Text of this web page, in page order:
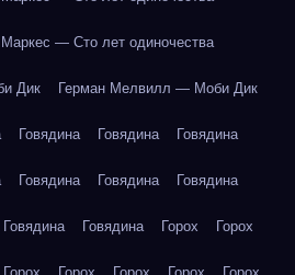
Маркес — Сто лет одиночества
Дик Герман Мелвилл — Моби Дик
Говядина Говядина Говядина
Говядина Говядина Говядина
Говядина Говядина Горох Горох